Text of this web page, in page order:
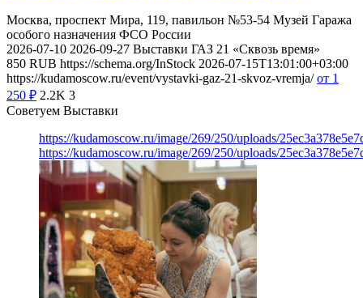
Москва, проспект Мира, 119, павильон №53-54 Музей Гаража
особого назначения ФСО России
2026-07-10 2026-09-27 Выставки ГАЗ 21 «Сквозь время»
850 RUB https://schema.org/InStock 2026-07-15T13:01:00+03:00
https://kudamoscow.ru/event/vystavki-gaz-21-skvoz-vremja/ от 1
250 ₽ 2.2K 3
Советуем Выставки
https://kudamoscow.ru/image/269/250/uploads/
https://kudamoscow.ru/image/269/250/uploads/